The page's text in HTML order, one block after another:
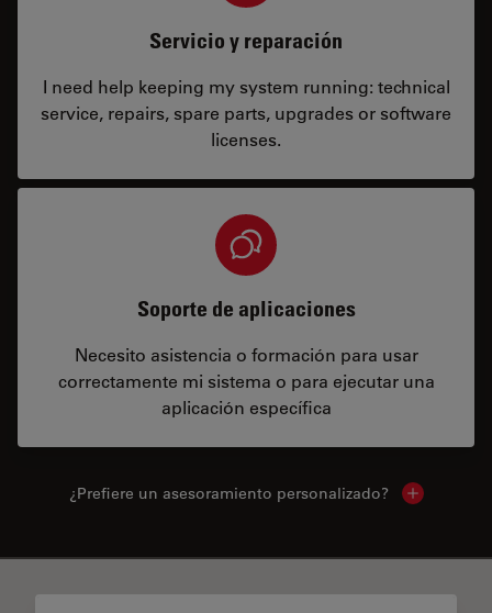
Servicio y reparación
I need help keeping my system running: technical
service, repairs, spare parts, upgrades or software
licenses.
Soporte de aplicaciones
Necesito asistencia o formación para usar
correctamente mi sistema o para ejecutar una
aplicación específica
¿Prefiere un asesoramiento personalizado? Show local